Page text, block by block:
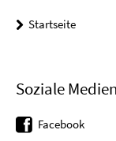
Startseite
Soziale Medien
Facebook